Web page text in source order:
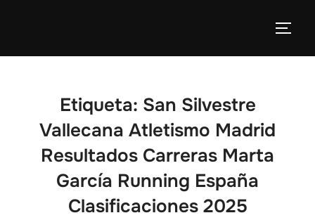
Etiqueta: San Silvestre
Vallecana Atletismo Madrid
Resultados Carreras Marta
García Running España
Clasificaciones 2025